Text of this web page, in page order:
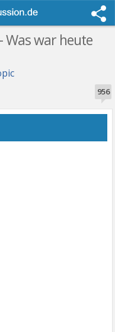
Was war heute
956